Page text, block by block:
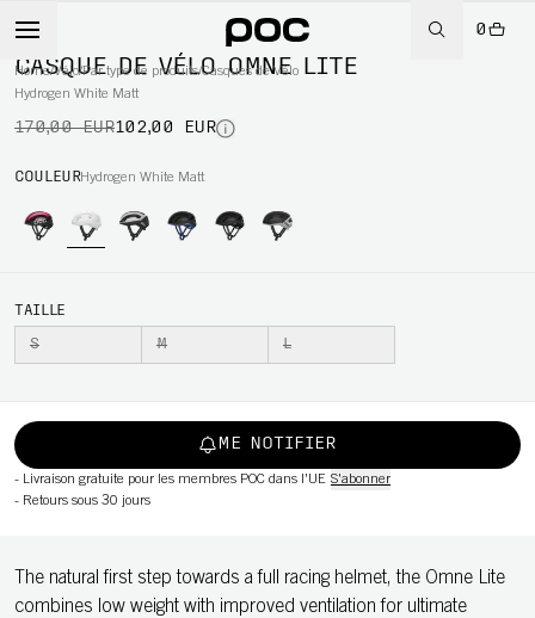
0
Home/Vélo/Par type de produits/Casques de Vélo
-40%
CASQUE DE VÉLO OMNE LITE
Hydrogen White Matt
170,00 EUR102,00 EUR
COULEURHydrogen White Matt
TAILLE
S M L
ME NOTIFIER
- Livraison gratuite pour les membres POC dans l'UE S'abonner
- Retours sous 30 jours
The natural first step towards a full racing helmet, the Omne Lite
combines low weight with improved ventilation for ultimate